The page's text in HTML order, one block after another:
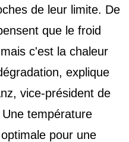
de leur limite. De
que le froid
c'est la chaleur
explique
vice-président de
température
pour une